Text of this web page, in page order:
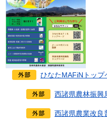
ひなたMAFiNトップ
西諸県農林振興
西諸県農業改良